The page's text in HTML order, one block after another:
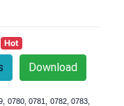
Hot
Download
0780, 0781, 0782, 0783,